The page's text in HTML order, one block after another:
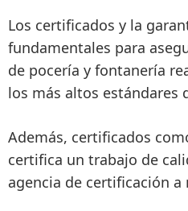
Los certificados y la
fundamentales para
de pocería y fontanería
los más altos estándares
Además, certificados
certifica un trabajo de
agencia de certificación